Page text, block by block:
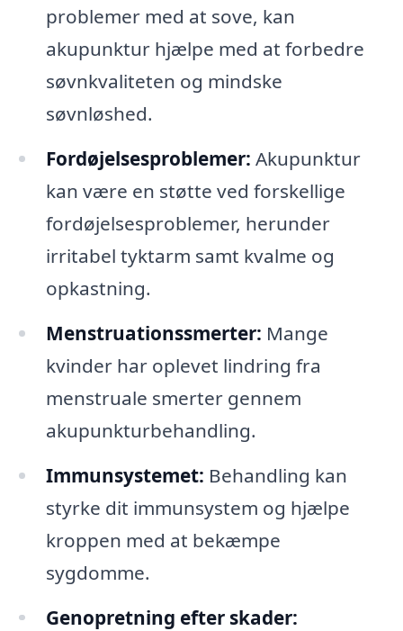
problemer med at sove, kan
akupunktur hjælpe med at forbedre
søvnkvaliteten og mindske
søvnløshed.
Fordøjelsesproblemer: Akupunktur
kan være en støtte ved forskellige
fordøjelsesproblemer, herunder
irritabel tyktarm samt kvalme og
opkastning.
Menstruationssmerter: Mange
kvinder har oplevet lindring fra
menstruale smerter gennem
akupunkturbehandling.
Immunsystemet: Behandling kan
styrke dit immunsystem og hjælpe
kroppen med at bekæmpe
sygdomme.
Genopretning efter skader: